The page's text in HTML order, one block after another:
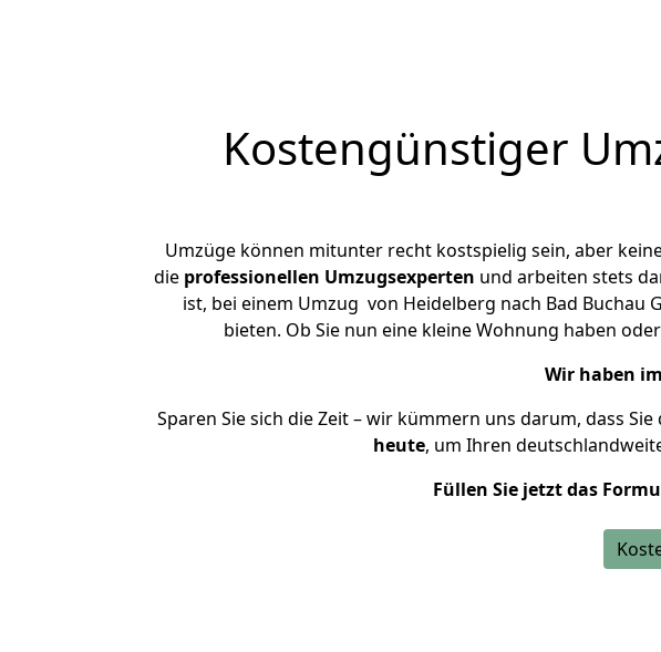
Kostengünstiger
Umzüge können mitunter recht kostspielig sein, aber
die professionellen Umzugsexperten und arbeiten stets
ist, bei einem Umzug von Heidelberg nach Bad Buchau
bieten. Ob Sie nun eine kleine Wohnung haben
Wir haben
Sparen Sie sich die Zeit – wir kümmern uns darum, dass
heute, um Ihren
Füllen Sie jetzt das